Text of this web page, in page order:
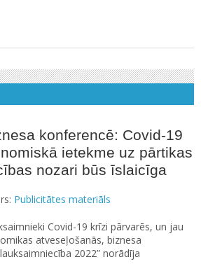
konferencē: Covid-19
ietekme uz pārtikas
nozari būs īslaicīga
Publicitātes materiāls
Covid-19 krīzi pārvarēs, un jau
atveseļošanās, biznesa
2022” norādīja